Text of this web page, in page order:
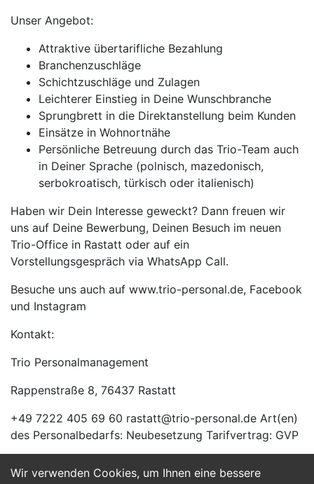
Wir verwenden Cookies, um Ihnen eine bessere
Unser Angebot:
Attraktive übertarifliche Bezahlung
Branchenzuschläge
Schichtzuschläge und Zulagen
Leichterer Einstieg in Deine Wunschbranche
Sprungbrett in die Direktanstellung beim Kunden
Einsätze in Wohnortnähe
Persönliche Betreuung durch das Trio-Team auch
in Deiner Sprache (polnisch, mazedonisch,
serbokroatisch, türkisch oder italienisch)
Haben wir Dein Interesse geweckt? Dann freuen wir
uns auf Deine Bewerbung, Deinen Besuch im neuen
Trio-Office in Rastatt oder auf ein
Vorstellungsgespräch via WhatsApp Call.
Besuche uns auch auf www.trio-personal.de, Facebook
und Instagram
Kontakt:
Trio Personalmanagement
Rappenstraße 8, 76437 Rastatt
+49 7222 405 69 60 rastatt@trio-personal.de Art(en)
des Personalbedarfs: Neubesetzung Tarifvertrag: GVP